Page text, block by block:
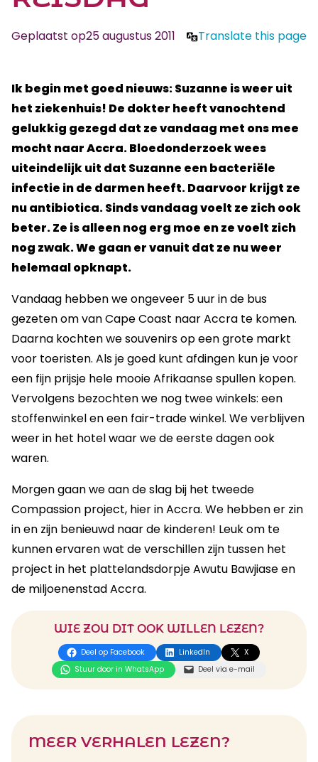
Geplaatst op25 augustus 2011 Translate this page
Ik begin met goed nieuws: Suzanne is weer uit
het ziekenhuis! De dokter heeft vanochtend
gelukkig gezegd dat ze vandaag met ons mee
mocht naar Accra. Bloedonderzoek wees
uiteindelijk uit dat Suzanne een bacteriële
infectie in de darmen heeft. Daarvoor krijgt ze
nu antibiotica. Sinds vandaag voelt ze zich ook
beter. Ze is alleen nog erg moe en ze voelt zich
nog zwak. We gaan er vanuit dat ze nu weer
helemaal opknapt.
Vandaag hebben we ongeveer 5 uur in de bus
gezeten om van Cape Coast naar Accra te komen.
Daarna kochten we souvenirs op een grote markt
voor toeristen. Als je goed kunt afdingen kun je voor
een fijn prijsje hele mooie Afrikaanse spullen kopen.
Vervolgens bezochten we nog twee winkels: een
stoffenwinkel en een fair-trade winkel. We verblijven
weer in het hotel waar we de eerste dagen ook
waren.
Morgen gaan we aan de slag bij het tweede
Compassion project, hier in Accra. We hebben er zin
in en zijn benieuwd naar de kinderen! Leuk om te
kunnen ervaren wat de verschillen zijn tussen het
project in het plattelandsdorpje Awutu Bawjiase en
de miljoenenstad Accra.
WIE ZOU DIT OOK WILLEN LEZEN?
Deel op Facebook LinkedIn
X
Stuur door in WhatsApp
Deel via e-mail
MEER VERHALEN LEZEN?